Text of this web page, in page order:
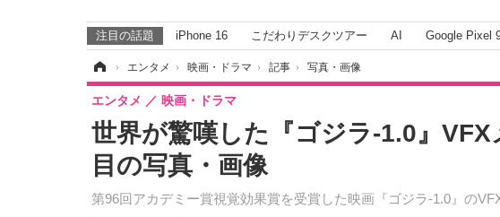
注目の話題 iPhone 16 こだわりデスクツアー AI Google Pixel
› エンタメ › 映画・ドラマ › 記事 › 写真・画像
世界が驚嘆した『ゴジラ-1.0』
目の写真・画像
第96回アカデミー賞視覚効果賞を受賞した映画『ゴジラ-1.0』の
エンタメ 映画・ドラマ